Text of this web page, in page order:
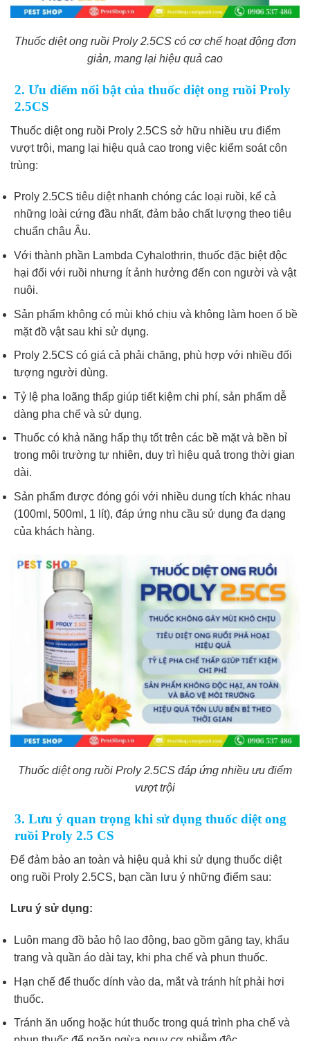
Thuốc diệt ong ruồi Proly 2.5CS có cơ chế hoạt động đơn
giản, mang lại hiệu quả cao
2. Ưu điểm nổi bật của thuốc diệt ong ruồi Proly
2.5CS
Thuốc diệt ong ruồi Proly 2.5CS sở hữu nhiều ưu điểm
vượt trội, mang lại hiệu quả cao trong việc kiểm soát côn
trùng:
Proly 2.5CS tiêu diệt nhanh chóng các loại ruồi, kể cả
những loài cứng đầu nhất, đảm bảo chất lượng theo tiêu
chuẩn châu Âu.
Với thành phần Lambda Cyhalothrin, thuốc đặc biệt độc
hại đối với ruồi nhưng ít ảnh hưởng đến con người và vật
nuôi.
Sản phẩm không có mùi khó chịu và không làm hoen ố bề
mặt đồ vật sau khi sử dụng.
Proly 2.5CS có giá cả phải chăng, phù hợp với nhiều đối
tượng người dùng.
Tỷ lệ pha loãng thấp giúp tiết kiệm chi phí, sản phẩm dễ
dàng pha chế và sử dụng.
Thuốc có khả năng hấp thụ tốt trên các bề mặt và bền bỉ
trong môi trường tự nhiên, duy trì hiệu quả trong thời gian
dài.
Sản phẩm được đóng gói với nhiều dung tích khác nhau
(100ml, 500ml, 1 lít), đáp ứng nhu cầu sử dụng đa dạng
của khách hàng.
Thuốc diệt ong ruồi Proly 2.5CS đáp ứng nhiều ưu điểm
vượt trội
3. Lưu ý quan trọng khi sử dụng thuốc diệt ong
ruồi Proly 2.5 CS
Để đảm bảo an toàn và hiệu quả khi sử dụng thuốc diệt
ong ruồi Proly 2.5CS, bạn cần lưu ý những điểm sau:
Lưu ý sử dụng:
Luôn mang đồ bảo hộ lao động, bao gồm găng tay, khẩu
trang và quần áo dài tay, khi pha chế và phun thuốc.
Hạn chế để thuốc dính vào da, mắt và tránh hít phải hơi
thuốc.
Tránh ăn uống hoặc hút thuốc trong quá trình pha chế và